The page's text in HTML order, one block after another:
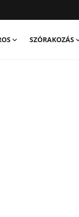
SZÓRAKOZÁS